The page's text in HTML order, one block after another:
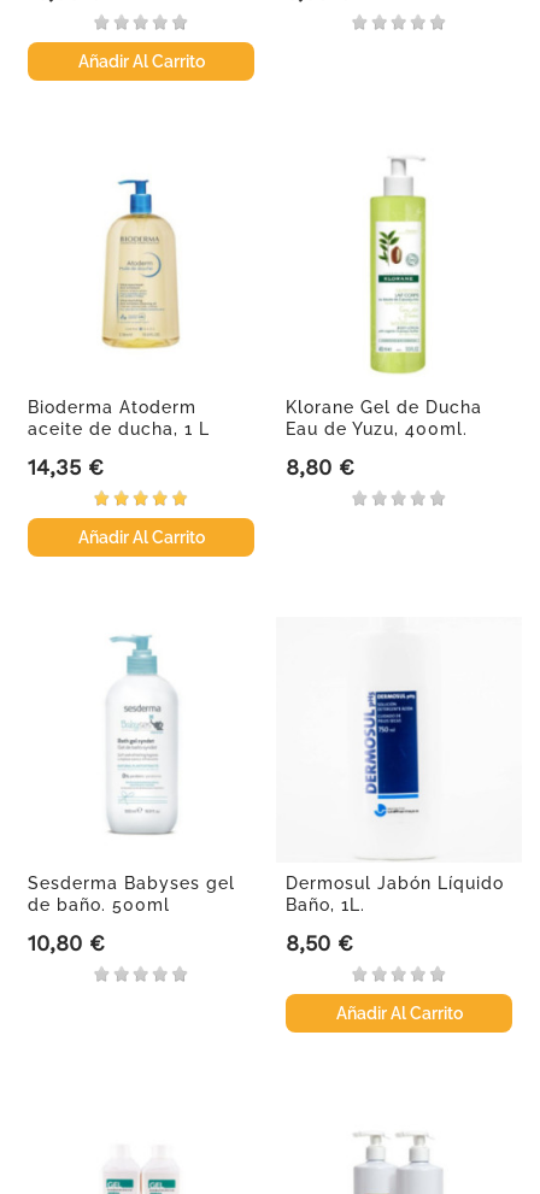
Añadir Al Carrito
Bioderma Atoderm
aceite de ducha, 1 L
Precio
14,35 €
Añadir Al Carrito
Klorane Gel de Ducha
Eau de Yuzu, 400ml.
Precio
8,80 €
Sesderma Babyses gel
de baño. 500ml
Precio
10,80 €
Dermosul Jabón Líquido
Baño, 1L.
Precio
8,50 €
Añadir Al Carrito